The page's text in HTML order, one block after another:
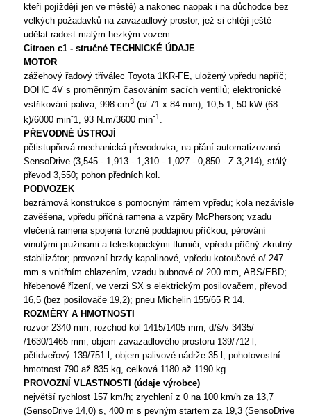
kteří pojíždějí jen ve městě) a nakonec naopak i na důchodce bez
velkých požadavků na zavazadlový prostor, jež si chtějí ještě
udělat radost malým hezkým vozem.
Citroen c1 - stručné TECHNICKÉ ÚDAJE
MOTOR
zážehový řadový tříválec Toyota 1KR-FE, uložený vpředu napříč;
DOHC 4V s proměnným časováním sacích ventilů; elektronické
vstřikování paliva; 998 cm3 (o/ 71 x 84 mm), 10,5:1, 50 kW (68
k)/6000 min-1, 93 N.m/3600 min-1
PŘEVODNÉ ÚSTROJÍ
pětistupňová mechanická převodovka, na přání automatizovaná
SensoDrive (3,545 - 1,913 - 1,310 - 1,027 - 0,850 - Z 3,214), stálý
převod 3,550; pohon předních kol.
PODVOZEK
bezrámová konstrukce s pomocným rámem vpředu; kola nezávisle
zavěšena, vpředu příčná ramena a vzpěry McPherson; vzadu
vlečená ramena spojená torzně poddajnou příčkou; pérování
vinutými pružinami a teleskopickými tlumiči; vpředu příčný zkrutný
stabilizátor; provozní brzdy kapalinové, vpředu kotoučové o/ 247
mm s vnitřním chlazením, vzadu bubnové o/ 200 mm, ABS/EBD;
hřebenové řízení, ve verzi SX s elektrickým posilovačem, převod
16,5 (bez posilovače 19,2); pneu Michelin 155/65 R 14.
ROZMĚRY A HMOTNOSTI
rozvor 2340 mm, rozchod kol 1415/1405 mm; d/š/v 3435/
/1630/1465 mm; objem zavazadlového prostoru 139/712 l,
pětidveřový 139/751 l; objem palivové nádrže 35 l; pohotovostní
hmotnost 790 až 835 kg, celková 1180 až 1190 kg.
PROVOZNÍ VLASTNOSTI (údaje výrobce)
největší rychlost 157 km/h; zrychlení z 0 na 100 km/h za 13,7
(SensoDrive 14,0) s, 400 m s pevným startem za 19,3 (SensoDrive